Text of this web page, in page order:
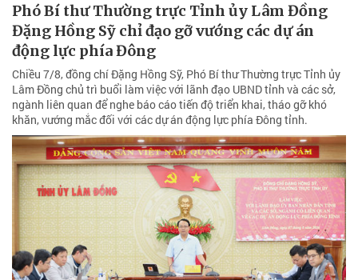
Phó Bí thư Thường trực Tỉnh ủy Lâm Đồng
Đặng Hồng Sỹ chỉ đạo gỡ vướng các dự án
động lực phía Đông
Chiều 7/8, đồng chí Đặng Hồng Sỹ, Phó Bí thư Thường trực Tỉnh ủy
Lâm Đồng chủ trì buổi làm việc với lãnh đạo UBND tỉnh và các sở,
ngành liên quan để nghe báo cáo tiến độ triển khai, tháo gỡ khó
khăn, vướng mắc đối với các dự án động lực phía Đông tỉnh.